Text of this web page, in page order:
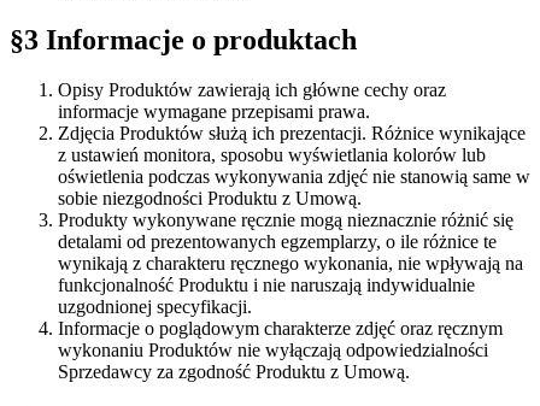
§3 Informacje o produktach
Opisy Produktów zawierają ich główne cechy oraz
informacje wymagane przepisami prawa.
Zdjęcia Produktów służą ich prezentacji. Różnice wynikające
z ustawień monitora, sposobu wyświetlania kolorów lub
oświetlenia podczas wykonywania zdjęć nie stanowią same w
sobie niezgodności Produktu z Umową.
Produkty wykonywane ręcznie mogą nieznacznie różnić się
detalami od prezentowanych egzemplarzy, o ile różnice te
wynikają z charakteru ręcznego wykonania, nie wpływają na
funkcjonalność Produktu i nie naruszają indywidualnie
uzgodnionej specyfikacji.
Informacje o poglądowym charakterze zdjęć oraz ręcznym
wykonaniu Produktów nie wyłączają odpowiedzialności
Sprzedawcy za zgodność Produktu z Umową.